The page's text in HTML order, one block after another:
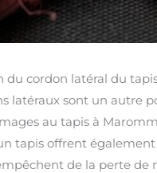
du cordon latéral du
latéraux sont un autre
au tapis à
tapis offrent
de la perte de